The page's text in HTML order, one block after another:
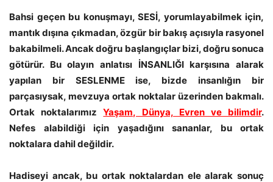
Bahsi geçen bu konuşmayı, SESİ, yorumlayabilmek için,
mantık dışına çıkmadan, özgür bir bakış açısıyla rasyonel
bakabilmeli. Ancak doğru başlangıçlar bizi, doğru sonuca
götürür. Bu olayın anlatısı İNSANLIĞI karşısına alarak
yapılan bir SESLENME ise, bizde insanlığın bir
parçasıysak, mevzuya ortak noktalar üzerinden bakmalı.
Ortak noktalarımızYaşam, Dünya, Evren ve bilimdir.
Nefes alabildiği için yaşadığını sananlar, bu ortak
noktalara dahil değildir.
Hadiseyi ancak, bu ortak noktalardan ele alarak sonuç